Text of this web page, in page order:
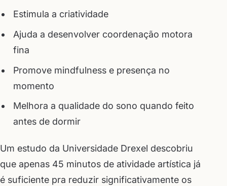
Estimula a criatividade
Ajuda a desenvolver coordenação motora
fina
Promove mindfulness e presença no
momento
Melhora a qualidade do sono quando feito
antes de dormir
Um estudo da Universidade Drexel descobriu
que apenas 45 minutos de atividade artística já
é suficiente pra reduzir significativamente os